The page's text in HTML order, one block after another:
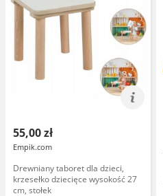
55,00 zł
Empik.com
Drewniany taboret dla dzieci,
krzesełko dziecięce wysokość 27
cm, stołek